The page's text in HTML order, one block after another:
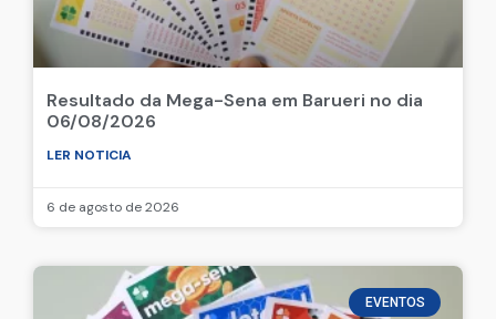
06/08/2026
6 de agosto de 2026